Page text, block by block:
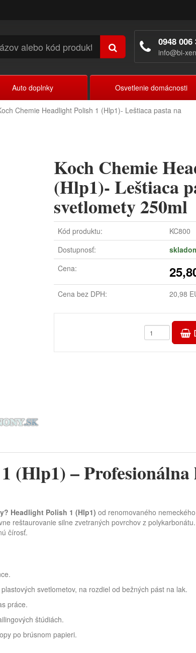
0948 006
info@bi-
Auto doplnky Osvetlenie domácnosti
Chemie Headlight Polish 1 (Hlp1)- Leštiaca pasta na
Koch Chemie
(Hlp1)- Leštiaca
svetlomety 250ml
Kód produktu:
KC800
Dostupnosť:
Cena:
Cena bez DPH: 20,98
(Hlp1) – Profesionálna
Headlight Polish 1 (Hlp1) od renomovaného
reštaurovanie silne zvetraných povrchov z
čírosť.
svetlometov, na rozdiel od bežných pást na lak.
práce.
štúdiách.
po brúsnom papieri.